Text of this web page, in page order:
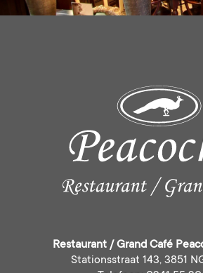
Restaurant / Grand Café
Stationsstraat 143, 3851